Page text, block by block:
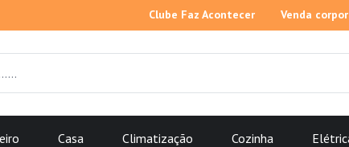
Clube Faz Acontecer Venda
Casa Climatização Cozinha